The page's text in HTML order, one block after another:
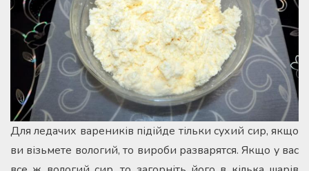
Для ледачих вареників підійде тільки сухий сир, якщо
ви візьмете вологий, то вироби разварятся. Якщо у вас